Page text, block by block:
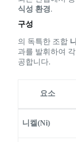
식성 환경.
구성
의 독특한 조합
과를 발휘하여
공합니다.
요소
니켈(Ni)